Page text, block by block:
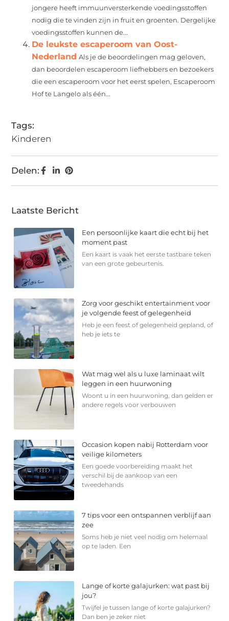
jongere heeft immuunversterkende voedingsstoffen
nodig die te vinden zijn in fruit en groenten. Dergelijke
voedingsstoffen kunnen de...
De leukste escaperoom van Oost-
Nederland Als je de beoordelingen mag geloven,
dan beoordelen escaperoom liefhebbers en bezoekers
die een escaperoom voor het eerst spelen, Escaperoom
Hof te Langelo als één...
Tags:
Kinderen
Delen:
Laatste Bericht
Een persoonlijke kaart die echt bij het
moment past
Een kaart is vaak het eerste tastbare teken
van een grote gebeurtenis.
Zorg voor geschikt entertainment voor
je volgende feest of gelegenheid
Heb je een feest of gelegenheid gepland, of
heb je iets te
Wat mag wel als u luxe laminaat wilt
leggen in een huurwoning
Woont u in een huurwoning, dan gelden er
andere regels voor verbouwen
Occasion kopen nabij Rotterdam voor
veilige kilometers
Een goede voorbereiding maakt het
verschil bij de aankoop van een
tweedehands
7 tips voor een ontspannen verblijf aan
zee
Soms heb je niet veel nodig om helemaal
op te laden. Een
Lange of korte galajurken: wat past bij
jou?
Twijfel je tussen lange of korte galajurken?
Dan ben je zeker niet